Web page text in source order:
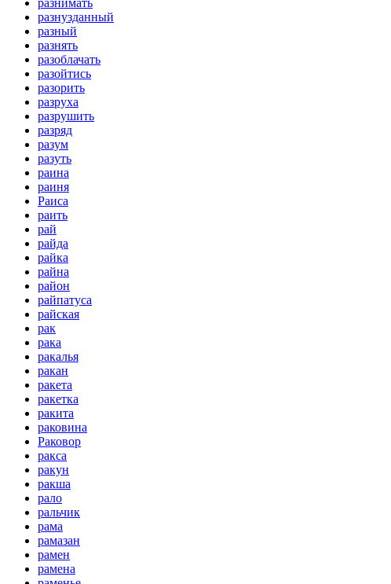
разнузданный
разный
разнять
разоблачать
разойтись
разорить
разруха
разрушить
разряд
разум
разуть
раина
раиня
Раиса
раить
рай
райда
райка
райна
район
райпатуса
райская
рак
рака
ракалья
ракан
ракета
ракетка
ракита
раковина
Раковор
ракса
ракун
ракша
рало
ральчик
рама
рамазан
рамен
рамена